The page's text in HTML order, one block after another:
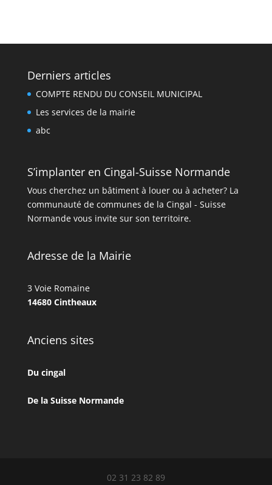
Derniers articles
COMPTE RENDU DU CONSEIL MUNICIPAL
Les services de la mairie
abc
S’implanter en Cingal-Suisse Normande
Vous cherchez un bâtiment à louer ou à acheter? La
communauté de communes de la Cingal - Suisse
Normande vous invite sur son territoire.
Adresse de la Mairie
3 Voie Romaine
14680 Cintheaux
Anciens sites
Du cingal
De la Suisse Normande
02 31 23 82 89